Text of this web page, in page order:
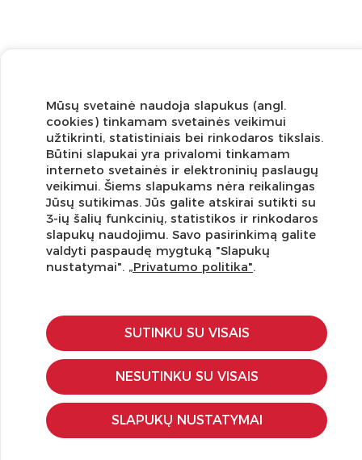
Užsisakykite naujienlaiškį ir pirmi gaukite geriausius
pasiūlymus!
Pirkimo – pardavimo taisyklės
Pristatymas ir grąžinimas
Apmokėjimo būdai
Kokybės ir saugumo standartai
Privatumo taisyklės
NAUDINGA ŽINOTI
Mūsų svetainė naudoja slapukus (angl.
cookies) tinkamam svetainės veikimui
užtikrinti, statistiniais bei rinkodaros tikslais.
Būtini slapukai yra privalomi tinkamam
interneto svetainės ir elektroninių paslaugų
veikimui. Šiems slapukams nėra reikalingas
Jūsų sutikimas. Jūs galite atskirai sutikti su
3-ių šalių funkcinių, statistikos ir rinkodaros
slapukų naudojimu. Savo pasirinkimą galite
valdyti paspaudę mygtuką "Slapukų
nustatymai". „Privatumo politika".
SUTINKU SU VISAIS
NESUTINKU SU VISAIS
SLAPUKŲ NUSTATYMAI